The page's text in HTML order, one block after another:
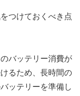
つけておくべき点
バッテリー消費が
るため、長時間の
ッテリーを準備し